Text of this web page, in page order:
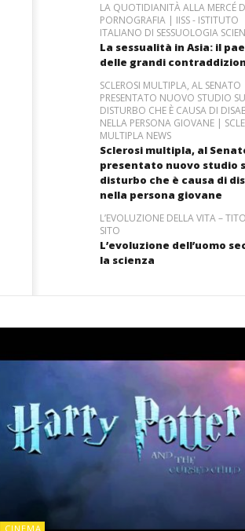
LA QUOTIDIANITÀ ALLA MERCÉ
PORNOGRAFIA | IISS - ISTITUTO
ITALIANO DI SESSUOLOGIA
La sessualità in Asia: il
delle grandi
SCLEROSI MULTIPLA, AL SENATO
PRESENTATO NUOVO STUDIO SU
DISTURBO CHE È CAUSA DI
NELLA PERSONA GIOVANE |
MULTIPLA NEWS
Sclerosi multipla, al
presentato nuovo studio
disturbo che è causa di
nella persona giovane
L’EVOLUZIONE DELLA VITA –
SITO
L’evoluzione dell’uomo
la scienza
CINEMA